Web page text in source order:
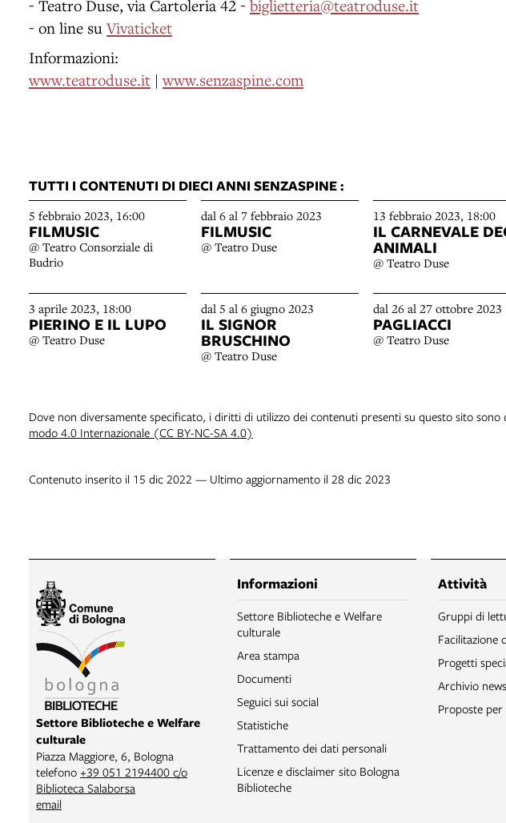
- Teatro Duse, via Cartoleria 42 - biglietteria@teatroduse.it
- on line suVivaticket
Informazioni:
www.teatroduse.it |www.senzaspine.com
TUTTI I CONTENUTI DI DIECI ANNI SENZASPINE :
5 febbraio 2023, 16:00
FILMUSIC
@ Teatro Consorziale di
Budrio
dal 6 al 7 febbraio 2023
FILMUSIC
@ Teatro Duse
13 febbraio 2023, 18:00
IL CARNEVALE
ANIMALI
@ Teatro Duse
3 aprile 2023, 18:00
PIERINO E IL LUPO
@ Teatro Duse
dal 5 al 6 giugno 2023
IL SIGNOR
BRUSCHINO
@ Teatro Duse
dal 26 al 27 ottobre 2023
PAGLIACCI
@ Teatro Duse
Dove non diversamente specificato, i diritti di utilizzo dei contenuti presenti su questo sito
modo 4.0 Internazionale (CC BY-NC-SA 4.0)
Contenuto inserito il 15 dic 2022 — Ultimo aggiornamento il 28 dic 2023
Settore Biblioteche e Welfare
culturale
Piazza Maggiore, 6, Bologna
telefono +39 051 2194400 c/o
Biblioteca Salaborsa
email
Informazioni
Settore Biblioteche e Welfare
culturale
Area stampa
Documenti
Seguici sui social
Statistiche
Trattamento dei dati personali
Licenze e disclaimer sito Bologna
Biblioteche
Attività
Gruppi di
Facilitazione
Progetti
Archivio
Proposte